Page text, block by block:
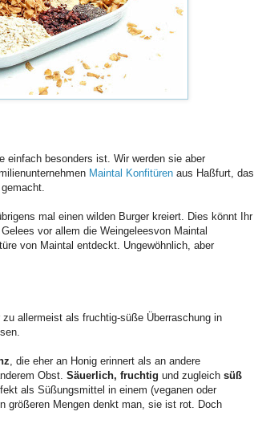
einfach besonders ist. Wir werden sie aber
Maintal Konfitüren aus Haßfurt, das
mal einen wilden Burger kreiert. Dies könnt Ihr
vor allem die Weingeleesvon Maintal
von Maintal entdeckt. Ungewöhnlich, aber
zu allermeist als fruchtig-süße Überraschung in
, die eher an Honig erinnert als an andere
Obst. Säuerlich, fruchtig und zugleich süß
als Süßungsmittel in einem (veganen oder
größeren Mengen denkt man, sie ist rot. Doch